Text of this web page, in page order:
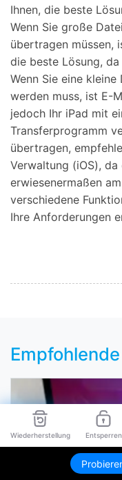
Wiederherstellung Entsperren
Ihnen, die beste
Wenn Sie große
übertragen müssen,
die beste Lösung,
Wenn Sie eine
werden muss, ist E-
jedoch Ihr iPad mit
Transferprogramm
übertragen,
Verwaltung (iOS),
erwiesenermaßen
verschiedene
Ihre Anforderungen